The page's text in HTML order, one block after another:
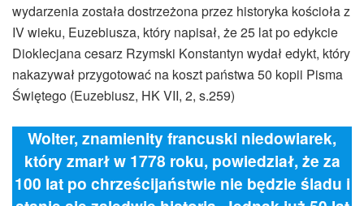
wydarzenia została dostrzeżona przez historyka kościoła z
IV wieku, Euzebiusza, który napisał, że 25 lat po edykcie
Dioklecjana cesarz Rzymski Konstantyn wydał edykt, który
nakazywał przygotować na koszt państwa 50 kopii Pisma
Świętego (Euzebiusz, HK VII, 2, s.259)
Wolter, znamienity francuski niedowiarek,
który zmarł w 1778 roku, powiedział, że za
100 lat po chrześcijaństwie nie będzie śladu i